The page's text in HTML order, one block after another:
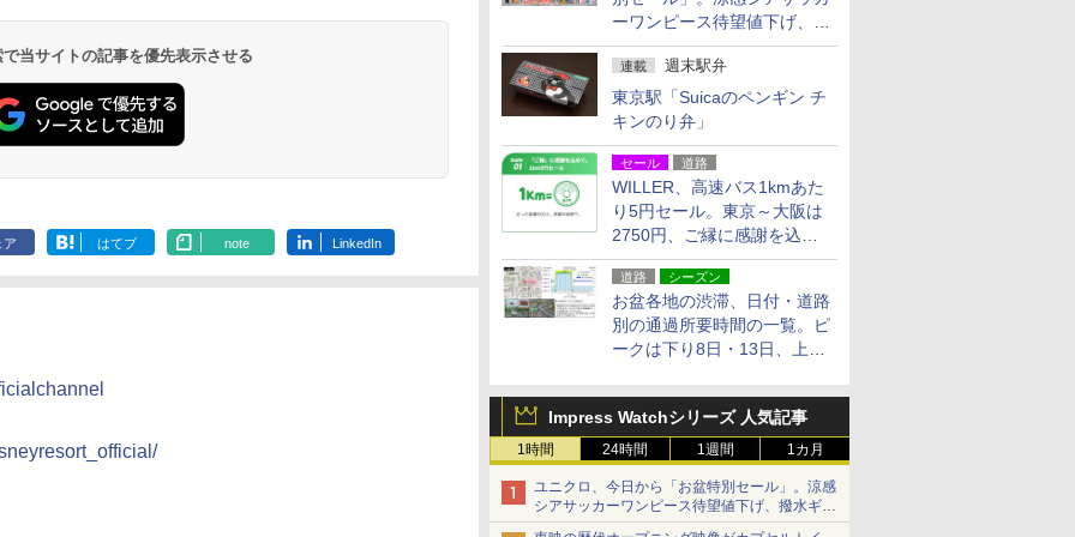
ーワンピース待望値下げ、撥
水ギアショーツは1990円に
連載 週末駅弁
東京駅「Suicaのペンギン チ
キンのり弁」
セール 道路
WILLER、高速バス1kmあた
り5円セール。東京～大阪は
2750円、ご縁に感謝を込め
た20周年記念キャンペーン
道路 シーズン
お盆各地の渋滞、日付・道路
別の通過所要時間の一覧。ピ
ークは下り8日・13日、上り
Impress Watchシリーズ 人気記事
1時間 24時間 1週間 1カ月
ユニクロ、今日から「お盆特別セール」。涼感
シアサッカーワンピース待望値下げ、撥水ギア
ショーツは1990円に
当サイトの記事を優先表示させる
ア はてブ note LinkedIn